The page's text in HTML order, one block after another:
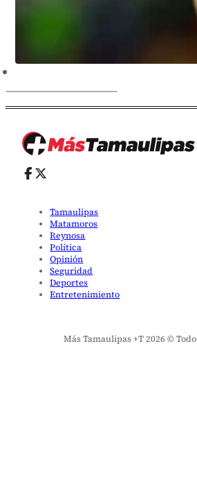
Tamaulipas
Matamoros
Reynosa
Política
Opinión
Seguridad
Deportes
Entretenimiento
Más Tamaulipas +T 2026 ©